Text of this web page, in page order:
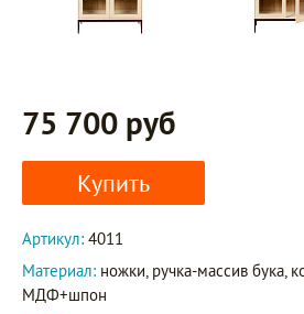
75 700 руб
Купить
Артикул: 4011
Материал: ножки, ручка-массив бука,
МДФ+шпон